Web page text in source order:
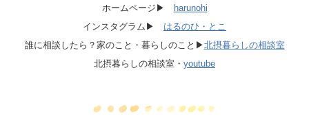
ホームページ▶ harunohi
インスタグラム▶ はるのひ・とこ
誰に相談したら？家のこと・暮らしのこと▶北摂暮らしの相談室
北摂暮らしの相談室・ youtube